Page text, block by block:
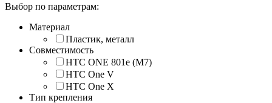
Выбор по параметрам:
Материал
Пластик, металл
Совместимость
HTC ONE 801e (M7)
HTC One V
HTC One X
Тип крепления